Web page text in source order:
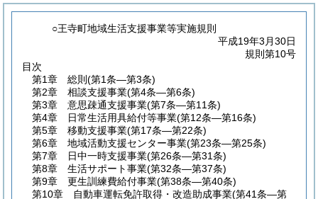
○王寺町地域生活支援事業等実施規則
平成19年3月30日
規則第10号
目次
第1章
総則 (第1条―第3条)
第2章
相談支援事業(第4条―第6条)
第3章
意思疎通支援事業(第7条―第11条)
第4章
日常生活用具給付等事業(第12条―第16条)
第5章
移動支援事業(第17条―第22条)
第6章
地域活動支援センター事業(第23条―第25条)
第7章
日中一時支援事業(第26条―第31条)
第8章
生活サポート事業(第32条―第37条)
第9章
更生訓練費給付事業(第38条―第40条)
第10章
自動車運転免許取得・改造助成事業(第41条―第